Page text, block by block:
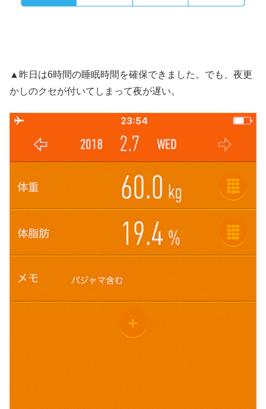
▲昨日は6時間の睡眠時間を確保できました。でも、夜更
かしのクセが付いてしまって夜が遅い。